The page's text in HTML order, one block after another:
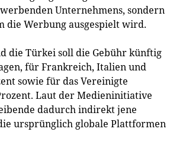
Unternehmens, sondern
die Werbung ausgespielt wird.
die Türkei soll die Gebühr künftig
für Frankreich, Italien und
sowie für das Vereinigte
Laut der Medieninitiative
dadurch indirekt jene
ursprünglich globale Plattformen